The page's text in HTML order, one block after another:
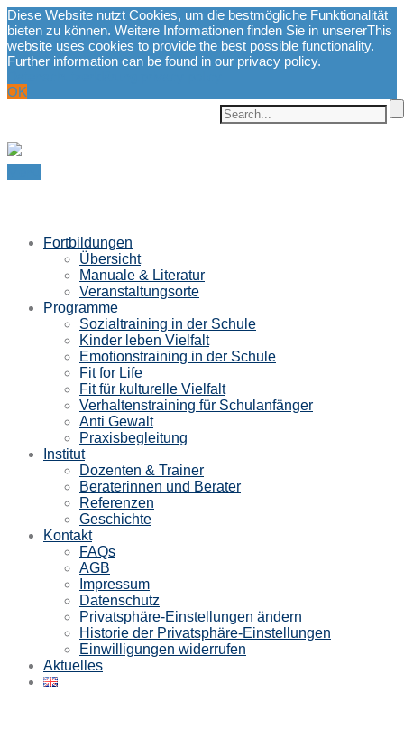
Diese Website nutzt Cookies, um die bestmögliche Funktionalität
bieten zu können. Weitere Informationen finden Sie in unsererThis
website uses cookies to provide the best possible functionality.
Further information can be found in our privacy policy.
OK
Fortbildungen
Übersicht
Manuale & Literatur
Veranstaltungsorte
Programme
Sozialtraining in der Schule
Kinder leben Vielfalt
Emotionstraining in der Schule
Fit for Life
Fit für kulturelle Vielfalt
Verhaltenstraining für Schulanfänger
Anti Gewalt
Praxisbegleitung
Institut
Dozenten & Trainer
Beraterinnen und Berater
Referenzen
Geschichte
Kontakt
FAQs
AGB
Impressum
Datenschutz
Privatsphäre-Einstellungen ändern
Historie der Privatsphäre-Einstellungen
Einwilligungen widerrufen
Aktuelles